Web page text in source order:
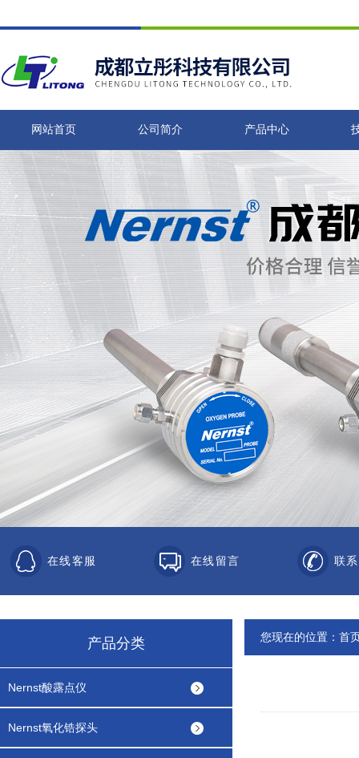
网站首页 公司简介 产品中心
在线客服 在线留言 联
产品分类
Nernst酸露点仪
Nernst氧化锆探头
您现在的位置： 首